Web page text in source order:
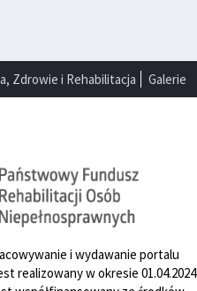
Zdrowie i Rehabilitacja Galerie
i wydawanie portalu
realizowany w okresie 01.04.2024